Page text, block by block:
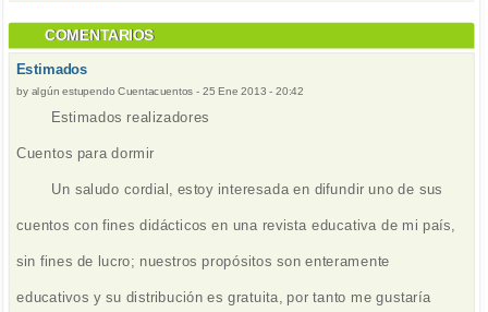
COMENTARIOS
Estimados
by algún estupendo Cuentacuentos - 25 Ene 2013 - 20:42
Estimados realizadores
Cuentos para dormir
Un saludo cordial, estoy interesada en difundir uno de sus
cuentos con fines didácticos en una revista educativa de mi país,
sin fines de lucro; nuestros propósitos son enteramente
educativos y su distribución es gratuita, por tanto me gustaría